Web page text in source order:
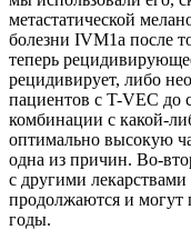
метастатической
болезни IVM1a после
теперь
рецидивирует, либо
пациентов с T-VEC до
комбинации с какой-
оптимально высокую
одна из причин. Во-
с другими
продолжаются и
годы.